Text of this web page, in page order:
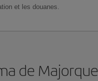
et les douanes.
de Majorque